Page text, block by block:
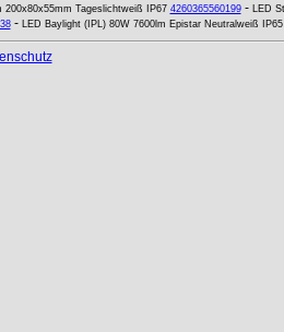
200x80x55mm Tageslichtweiß IP67 4260365560199- LED
- LED Baylight (IPL) 80W 7600lm Epistar Neutralweiß IP65